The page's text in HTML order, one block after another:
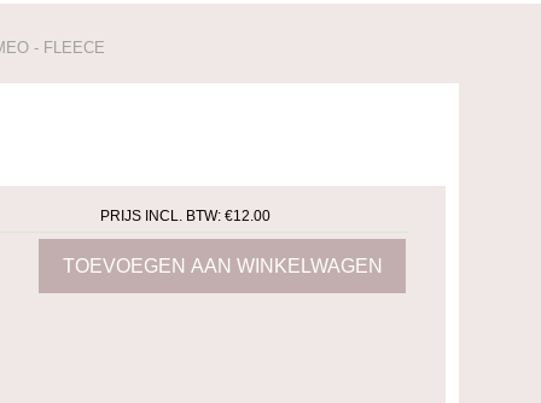
- FLEECE
PRIJS INCL. BTW: €12.00